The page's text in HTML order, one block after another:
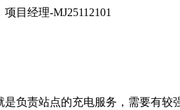
是负责站点的充电服务，需要有